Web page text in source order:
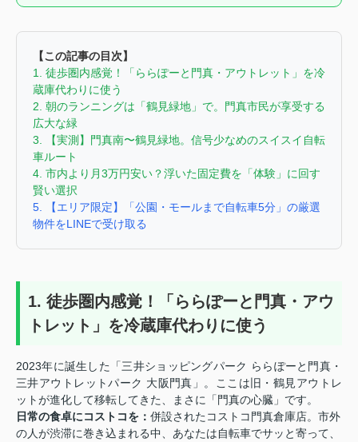
【この記事の目次】
1. 徒歩圏内感覚！「ららぽーと門真・アウトレット」を冷
蔵庫代わりに使う
2. 朝のランニングは「鶴見緑地」で。門真市民が享受する
広大な緑
3. 【実測】門真南〜鶴見緑地。信号少なめのスイスイ自転
車ルート
4. 市内より月3万円安い？浮いた固定費を「体験」に回す
賢い選択
5. 【エリア限定】「公園・モールまで自転車5分」の厳選
物件をLINEで受け取る
1. 徒歩圏内感覚！「ららぽーと門真・アウ
トレット」を冷蔵庫代わりに使う
2023年に誕生した「三井ショッピングパーク ららぽーと門真・
三井アウトレットパーク 大阪門真」。ここは旧・鶴見アウトレ
ットが進化して移転してきた、まさに「門真の心臓」です。
日常の食卓にコストコを： 併設されたコストコ門真倉庫店。市外
の人が渋滞に巻き込まれる中、あなたは自転車でサッと寄って、